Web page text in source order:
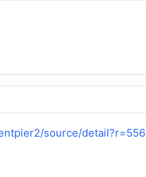
source/detail?r=556